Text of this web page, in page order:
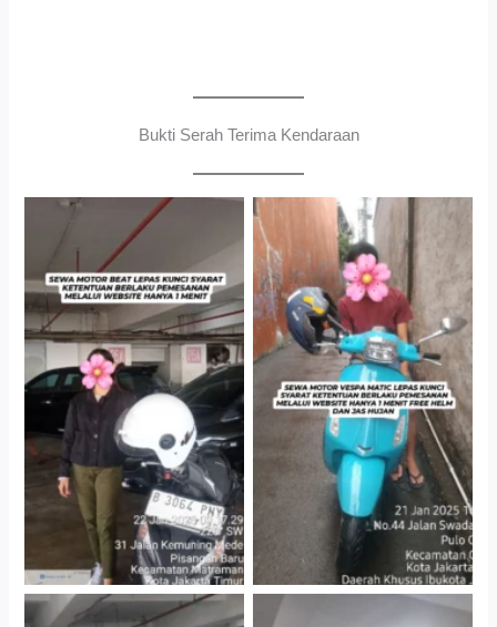
Bukti Serah Terima Kendaraan
Cityplaza Jatinegara
Gedung Parkir P6A
Antar Jemput Kendaraan